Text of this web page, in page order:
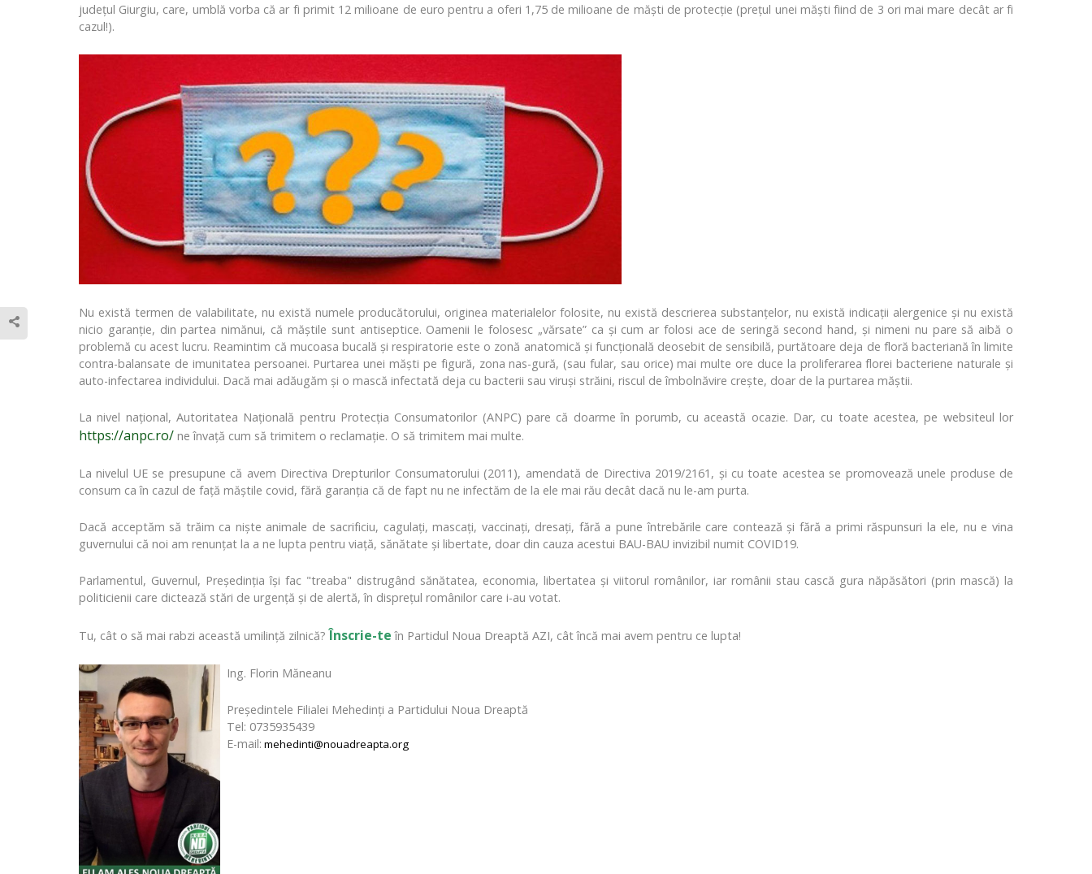
județul Giurgiu, care, umblă vorba că ar fi primit 12 milioane de euro pentru a oferi 1,75 de milioane de măști de protecție (prețul unei măști fiind de 3 ori mai mare decât ar fi
cazul!).
Nu există termen de valabilitate, nu există numele producătorului, originea materialelor folosite, nu există descrierea substanţelor, nu există indicaţii alergenice şi nu există
nicio garanţie, din partea nimănui, că măştile sunt antiseptice. Oamenii le folosesc „vărsate” ca şi cum ar folosi ace de seringă second hand, şi nimeni nu pare să aibă o
problemă cu acest lucru. Reamintim că mucoasa bucală şi respiratorie este o zonă anatomică şi funcţională deosebit de sensibilă, purtătoare deja de floră bacteriană în limite
contra-balansate de imunitatea persoanei. Purtarea unei măşti pe figură, zona nas-gură, (sau fular, sau orice) mai multe ore duce la proliferarea florei bacteriene naturale şi
auto-infectarea individului. Dacă mai adăugăm şi o mască infectată deja cu bacterii sau viruşi străini, riscul de îmbolnăvire creşte, doar de la purtarea măştii.
La nivel naţional, Autoritatea Naţională pentru Protecţia Consumatorilor (ANPC) pare că doarme în porumb, cu această ocazie. Dar, cu toate acestea, pe websiteul lor
https://anpc.ro/ ne învaţă cum să trimitem o reclamaţie. O să trimitem mai multe.
La nivelul UE se presupune că avem Directiva Drepturilor Consumatorului (2011), amendată de Directiva 2019/2161, şi cu toate acestea se promovează unele produse de
consum ca în cazul de faţă măştile covid, fără garanţia că de fapt nu ne infectăm de la ele mai rău decât dacă nu le-am purta.
Dacă acceptăm să trăim ca niște animale de sacrificiu, cagulați, mascați, vaccinați, dresați, fără a pune întrebările care contează şi fără a primi răspunsuri la ele, nu e vina
guvernului că noi am renunțat la a ne lupta pentru viață, sănătate și libertate, doar din cauza acestui BAU-BAU invizibil numit COVID19.
Parlamentul, Guvernul, Președinția își fac "treaba" distrugând sănătatea, economia, libertatea și viitorul românilor, iar românii stau cască gura năpăsători (prin mască) la
politicienii care dictează stări de urgență și de alertă, în disprețul românilor care i-au votat.
Tu, cât o să mai rabzi această umilință zilnică? Înscrie-te în Partidul Noua Dreaptă AZI, cât încă mai avem pentru ce lupta!
Ing. Florin Măneanu
Președintele Filialei Mehedinți a Partidului Noua Dreaptă
Tel: 0735935439
E-mail: mehedinti@nouadreapta.org